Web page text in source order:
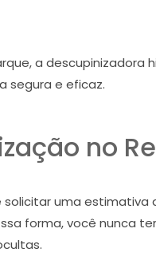
a descupinizadora
segura e eficaz.
no
uma estimativa
forma, você nunca